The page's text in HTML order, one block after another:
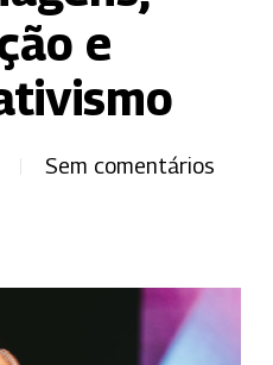
e
Sem comentários